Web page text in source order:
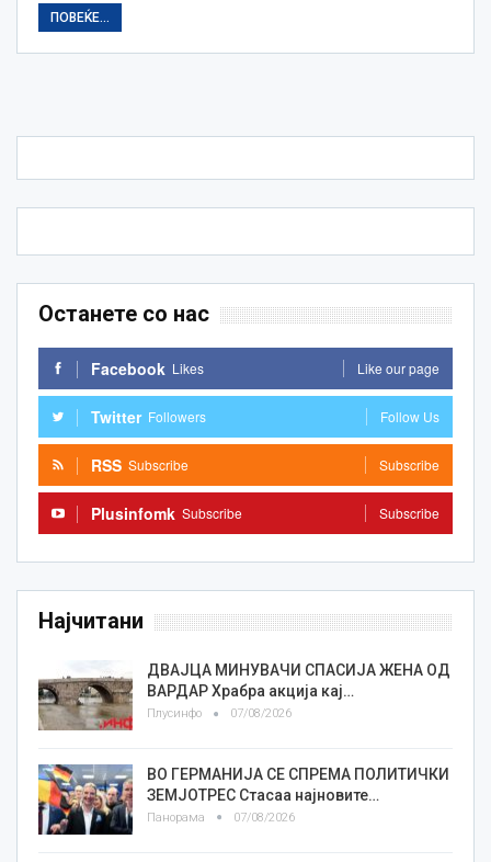
ПОВЕЌЕ...
Останете со нас
Facebook Likes Like our page
Twitter Followers Follow Us
RSS Subscribe Subscribe
Plusinfomk Subscribe Subscribe
Најчитани
ДВАЈЦА МИНУВАЧИ СПАСИЈА ЖЕНА ОД
ВАРДАР Храбра акција кај…
Плусинфо 07/08/2026
ВО ГЕРМАНИЈА СЕ СПРЕМА ПОЛИТИЧКИ
ЗЕМЈОТРЕС Стасаа најновите…
Панорама 07/08/2026